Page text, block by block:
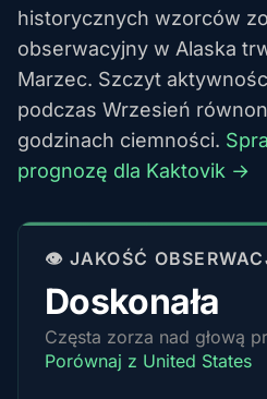
historycznych wzorców
obserwacyjny w Alaska
Marzec. Szczyt
podczas Wrzesień
godzinach ciemności.
prognozę dla Kaktovik →
👁️ JAKOŚĆ
Doskonała
Częsta zorza nad głową
Porównaj z United States